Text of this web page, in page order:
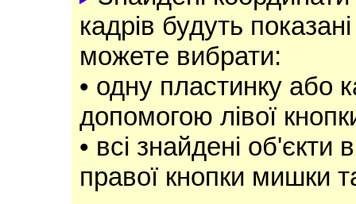
кадрів будуть
можете вибрати:
• одну пластинку або
допомогою лівої
• всі знайдені об'єкти
правої кнопки мишки